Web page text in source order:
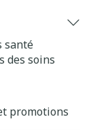
santé
des soins
promotions